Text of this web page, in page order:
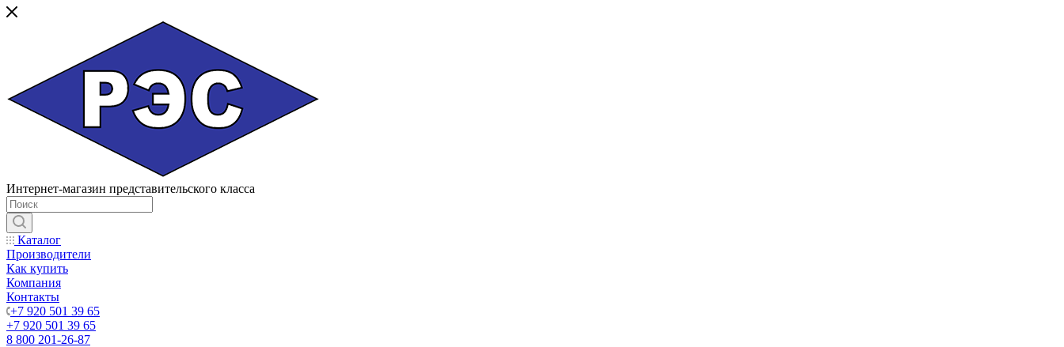
Интернет-магазин представительского класса
Каталог
Производители
Как купить
Компания
Контакты
+7 920 501 39 65
+7 920 501 39 65
8 800 201-26-87